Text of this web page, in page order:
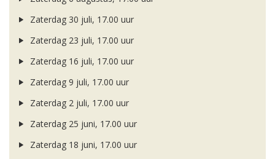
Zaterdag 30 juli, 17.00 uur
Zaterdag 23 juli, 17.00 uur
Zaterdag 16 juli, 17.00 uur
Zaterdag 9 juli, 17.00 uur
Zaterdag 2 juli, 17.00 uur
Zaterdag 25 juni, 17.00 uur
Zaterdag 18 juni, 17.00 uur